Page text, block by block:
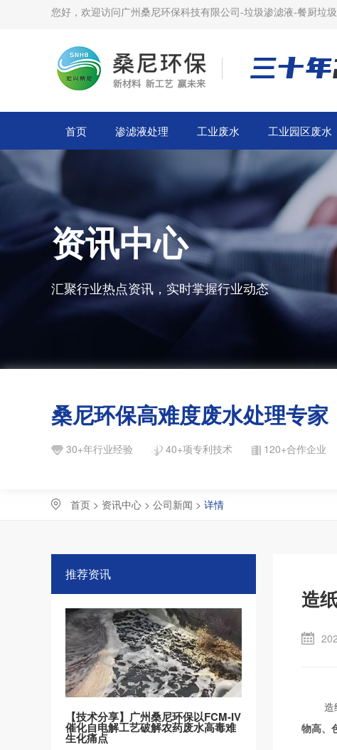
您好，欢迎访问广州桑尼环保科技有限公司-垃圾渗滤液-餐厨垃
三十年
首页 渗滤液处理 工业废水 工业园区废水
资讯中心
汇聚行业热点资讯，实时掌握行业动态
桑尼环保高难度废水处理专家
30+年行业经验 40+项专利技术 120+合作企业
首页 > 资讯中心 > 公司新闻 > 详情
推荐资讯
【技术分享】广州桑尼环保以FCM-IV
催化自电解工艺破解农药废水高毒难
生化痛点
造
造
物高、